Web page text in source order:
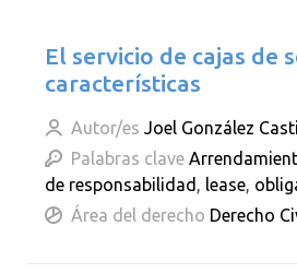
El servicio de cajas de
características
Autor/es Joel González
Palabras clave
de responsabilidad , lease,
Área del derecho Derecho